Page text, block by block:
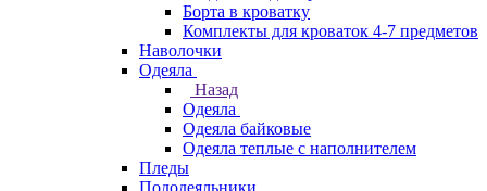
Борта в кроватку
Комплекты для кроваток 4-7 предметов
Наволочки
Одеяла
Назад
Одеяла
Одеяла байковые
Одеяла теплые с наполнителем
Пледы
Пододеяльники